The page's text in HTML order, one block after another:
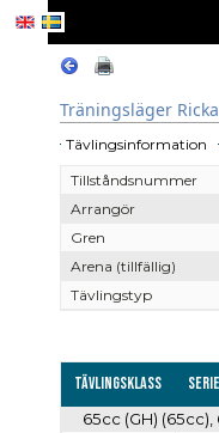
Träningsläger
Tävlingsinformation
Tillståndsnummer
Arrangör
Gren
Arena (tillfällig)
Tävlingstyp
Tävlingsklass Serie
65cc (GH) (65cc),